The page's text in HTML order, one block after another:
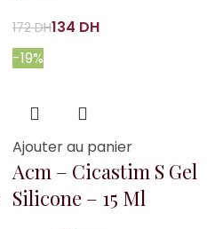
172DH134 DH
-19%
Ajouter au panier
Acm – Cicastim S Gel
Silicone – 15 Ml